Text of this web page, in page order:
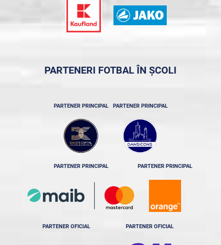
PARTENERI FOTBAL ÎN ȘCOLI
PARTENER PRINCIPAL PARTENER PRINCIPAL
PARTENER PRINCIPAL PARTENER PRINCIPAL
PARTENER OFICIAL PARTENER OFICIAL